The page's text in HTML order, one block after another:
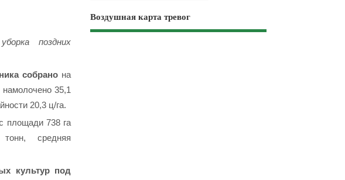
поздних
собрано на
35,1
20,3 ц/га.
площади 738 га
средняя
культур под
Воздушная карта тревог